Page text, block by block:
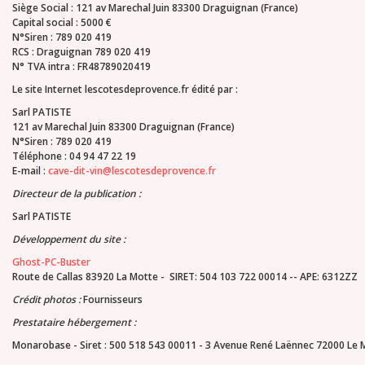
Siège Social : 121 av Marechal Juin 83300 Draguignan (France)
Capital social : 5000 €
N°Siren : 789 020 419
RCS : Draguignan 789 020 419
N° TVA intra : FR48789020419
Le site Internet lescotesdeprovence.fr édité par :
Sarl PATISTE
121 av Marechal Juin 83300 Draguignan (France)
N°Siren : 789 020 419
Téléphone : 04 94 47 22 19
E-mail : cave-dit-vin@lescotesdeprovence.fr
Directeur de la publication :
Sarl PATISTE
Développement du site :
Ghost-PC-Buster
Route de Callas 83920 La Motte - SIRET: 504 103 722 00014 -- APE: 6312ZZ
Crédit photos :Fournisseurs
Prestataire hébergement :
Monarobase - Siret : 500 518 543 00011 - 3 Avenue René Laënnec 72000 Le